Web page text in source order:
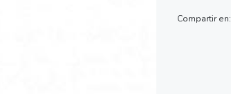
Compartir en: